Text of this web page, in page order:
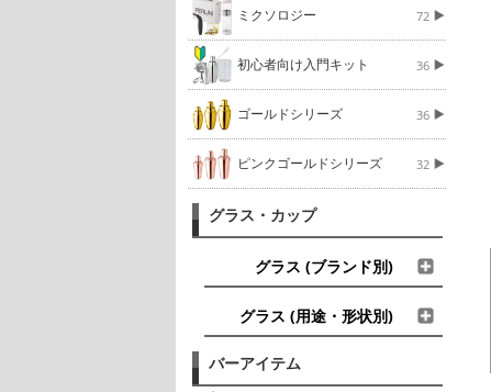
ミクソロジー 72
初心者向け入門キット 36
ゴールドシリーズ 36
ピンクゴールドシリーズ 32
グラス・カップ
グラス (ブランド別)
グラス (用途・形状別)
バーアイテム